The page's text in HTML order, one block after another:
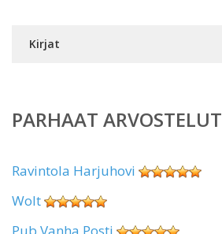
Kirjat
PARHAAT ARVOSTELUT
Ravintola Harjuhovi
Wolt